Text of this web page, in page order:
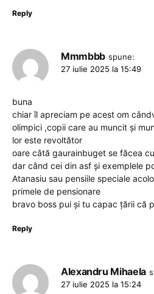
Reply
Mmmbbb spune:
27 iulie 2025 la 15:49
buna
chiar îl apreciam pe acest om
olimpici ,copii care au muncit și
lor este revoltător
oare câtă gaurainbuget se făcea
dar când cei din asf și exemplele
Atanasiu sau pensiile speciale
primele de pensionare
bravo boss pui și tu capac țării că
Reply
Alexandru Mihaela
27 iulie 2025 la 15:24